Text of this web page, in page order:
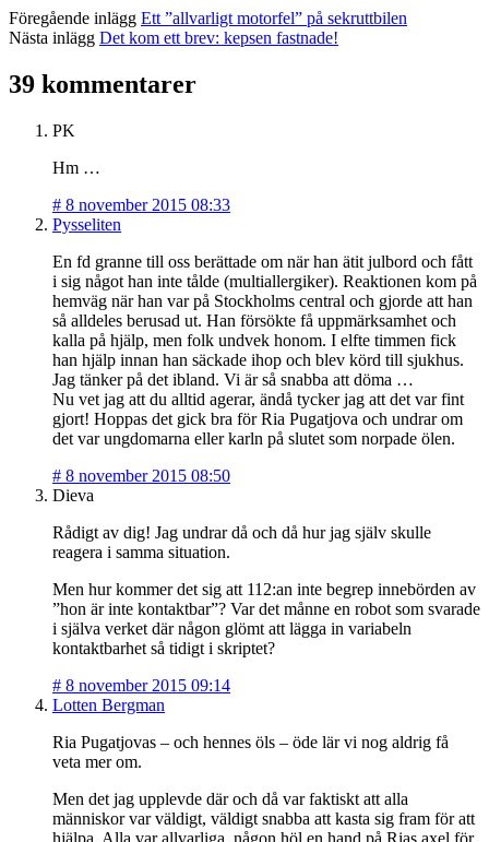
Föregående inlägg Ett ”allvarligt motorfel” på sekruttbilen
Nästa inlägg Det kom ett brev: kepsen fastnade!
39 kommentarer
PK
Hm …
# 8 november 2015 08:33
Pysseliten
En fd granne till oss berättade om när han ätit julbord och fått
i sig något han inte tålde (multiallergiker). Reaktionen kom på
hemväg när han var på Stockholms central och gjorde att han
så alldeles berusad ut. Han försökte få uppmärksamhet och
kalla på hjälp, men folk undvek honom. I elfte timmen fick
han hjälp innan han säckade ihop och blev körd till sjukhus.
Jag tänker på det ibland. Vi är så snabba att döma …
Nu vet jag att du alltid agerar, ändå tycker jag att det var fint
gjort! Hoppas det gick bra för Ria Pugatjova och undrar om
det var ungdomarna eller karln på slutet som norpade ölen.
# 8 november 2015 08:50
Dieva
Rådigt av dig! Jag undrar då och då hur jag själv skulle
reagera i samma situation.
Men hur kommer det sig att 112:an inte begrep innebörden av
”hon är inte kontaktbar”? Var det månne en robot som svarade
i själva verket där någon glömt att lägga in variabeln
kontaktbarhet så tidigt i skriptet?
# 8 november 2015 09:14
Lotten Bergman
Ria Pugatjovas – och hennes öls – öde lär vi nog aldrig få
veta mer om.
Men det jag upplevde där och då var faktiskt att alla
människor var väldigt, väldigt snabba att kasta sig fram för att
hjälpa. Alla var allvarliga, någon höl en hand på Rias axel för